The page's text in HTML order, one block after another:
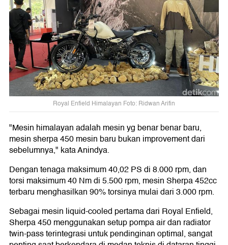
Royal Enfield Himalayan Foto: Ridwan Arifin
"Mesin himalayan adalah mesin yg benar benar baru,
mesin sherpa 450 mesin baru bukan improvement dari
sebelumnya," kata Anindya.
Dengan tenaga maksimum 40,02 PS di 8.000 rpm, dan
torsi maksimum 40 Nm di 5.500 rpm, mesin Sherpa 452cc
terbaru menghasilkan 90% torsinya mulai dari 3.000 rpm.
Sebagai mesin liquid-cooled pertama dari Royal Enfield,
Sherpa 450 menggunakan setup pompa air dan radiator
twin-pass terintegrasi untuk pendinginan optimal, sangat